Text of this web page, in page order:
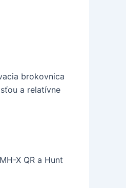
brokovnica
a relatívne
X QR a Hunt